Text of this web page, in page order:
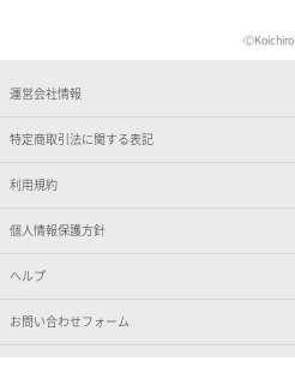
ⒸKoichiro
運営会社情報
特定商取引法に関する表記
利用規約
個人情報保護方針
ヘルプ
お問い合わせフォーム